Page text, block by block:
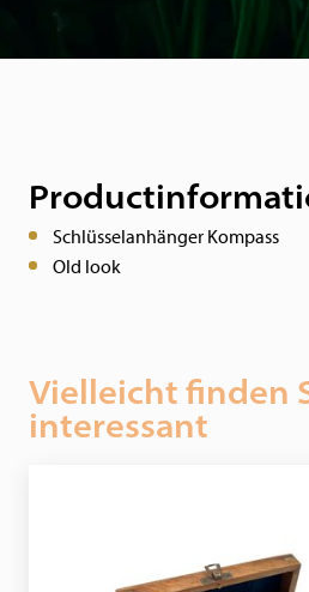
Schlüsselanhänger Kompass
Old look
Vielleicht finden
interessant